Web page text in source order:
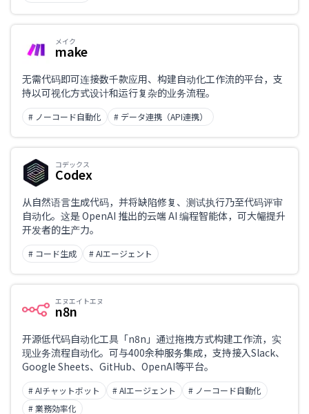
メイク
make
无需代码即可连接数千款应用、构建自动化工作流的平台，支
持以可视化方式设计和运行复杂的业务流程。
# ノーコード自動化 # データ連携（API連携）
コデックス
Codex
从自然语言生成代码，并将缺陷修复、测试执行乃至代码评审
自动化。这是 OpenAI 推出的云端 AI 编程智能体，可大幅提升
开发者的生产力。
# コード生成 # AIエージェント
エヌエイトエヌ
n8n
开源低代码自动化工具「n8n」通过拖拽方式构建工作流，实
现业务流程自动化。可与400余种服务集成，支持接入Slack、
Google Sheets、GitHub、OpenAI等平台。
# AIチャットボット # AIエージェント
# ノーコード自動化
# 業務効率化